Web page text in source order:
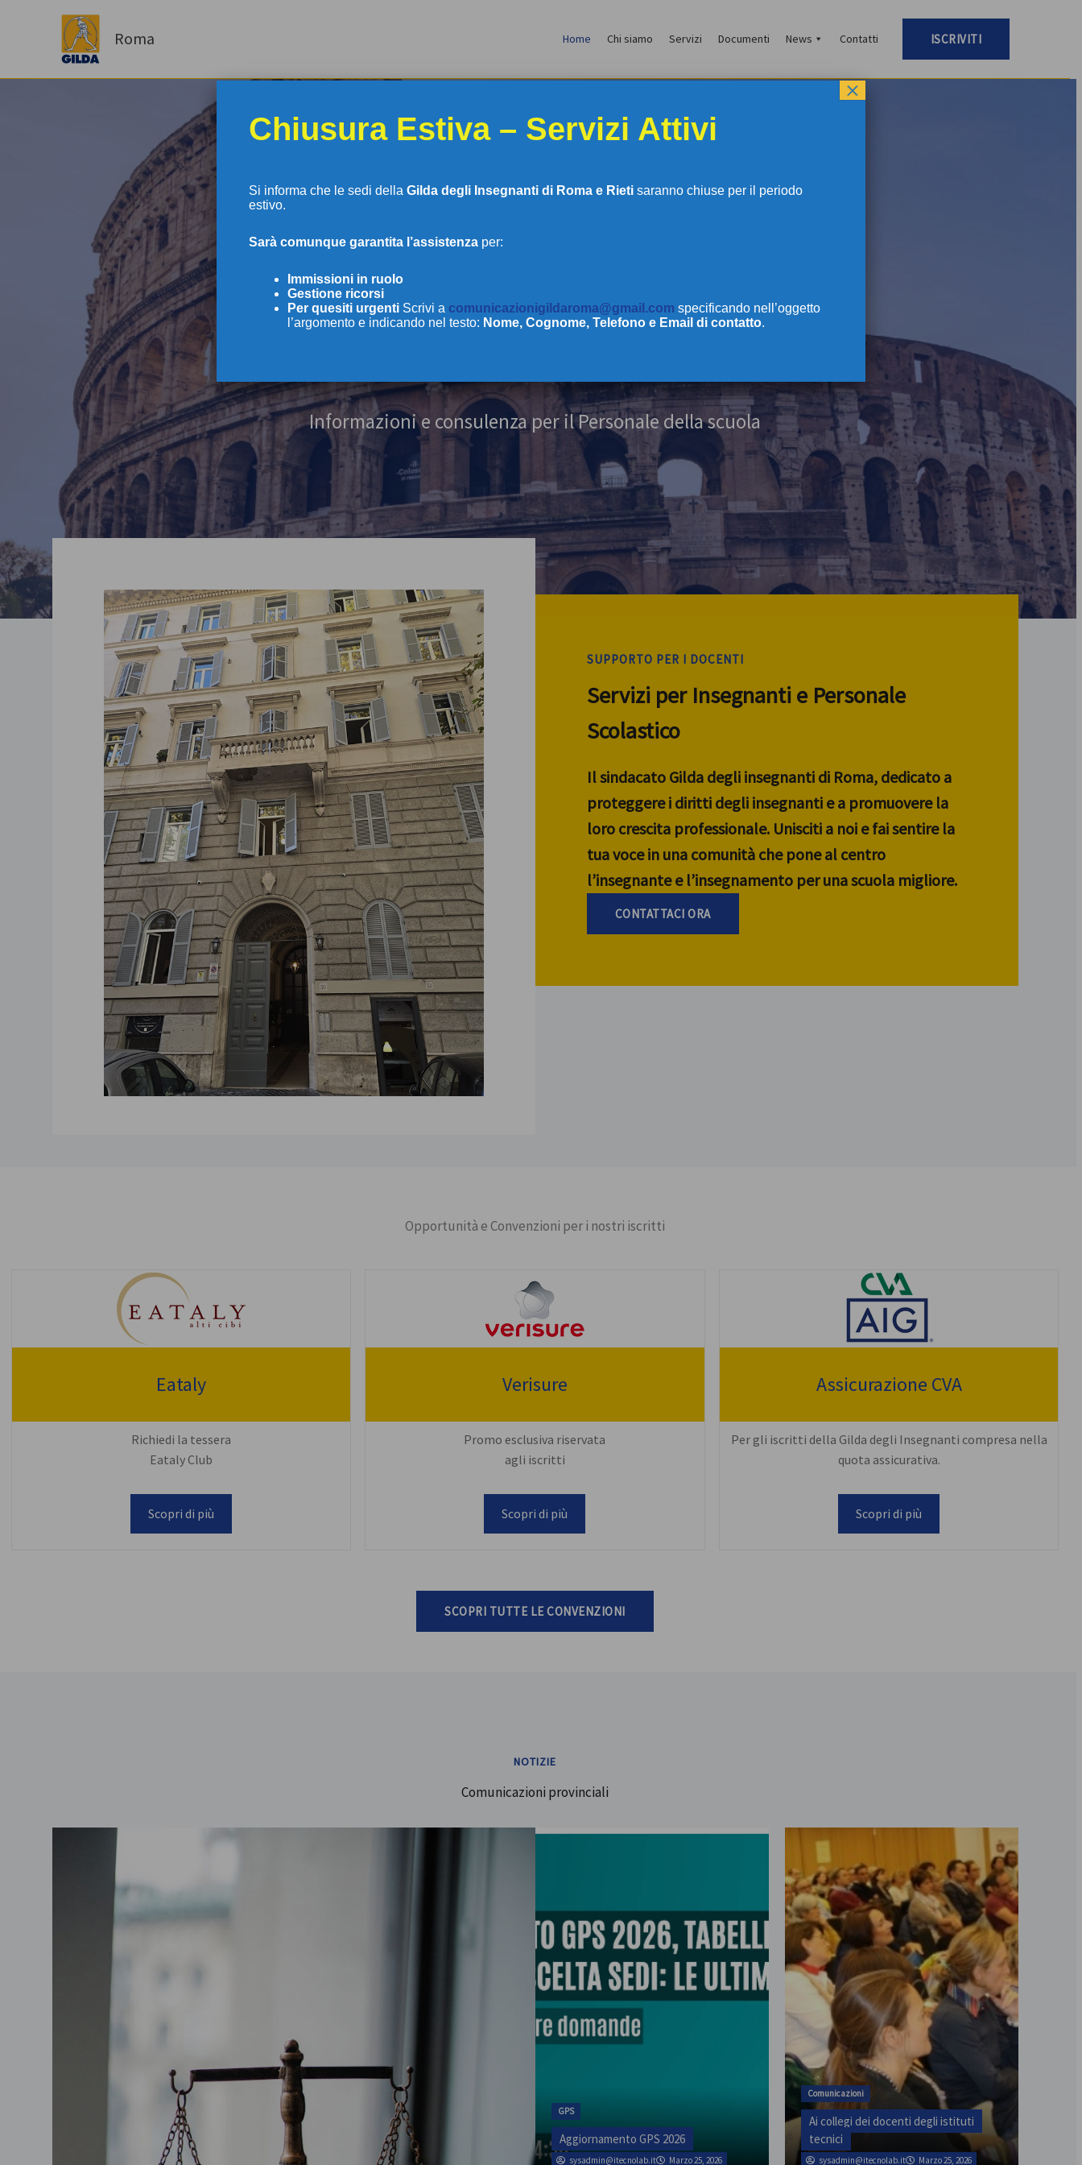
Roma Home Chi siamo Servizi Documenti News Contatti ISCRIVITI
GILDA DEGLI INSEGNANTI
Informazioni e consulenza per il Personale della scuola
SUPPORTO PER I DOCENTI
Servizi per Insegnanti e Personale
Scolastico
Il sindacato Gilda degli insegnanti di Roma, dedicato a
proteggere i diritti degli insegnanti e a promuovere la
loro crescita professionale. Unisciti a noi e fai sentire la
tua voce in una comunità che pone al centro
l’insegnante e l’insegnamento per una scuola migliore.
CONTATTACI ORA
Opportunità e Convenzioni per i nostri iscritti
Eataly
Richiedi la tessera
Eataly Club
Scopri di più
Verisure
Promo esclusiva riservata
agli iscritti
Scopri di più
Assicurazione CVA
Per gli iscritti della Gilda degli Insegnanti compresa nella
quota assicurativa.
Scopri di più
SCOPRI TUTTE LE CONVENZIONI
NOTIZIE
Comunicazioni provinciali
Riforma degli istituti tecnici: verso la scuola
iperliberista
Marzo 1, 2026
SINATAS Venezia, assemblea provinciale il 31
admin
GPS
Aggiornamento GPS 2026
sysadmin@itecnolab.it Marzo 25, 2026
Comunicazioni
Ai collegi dei docenti degli istituti
tecnici
sysadmin@itecnolab.it Marzo 25, 2026
Chiusura Estiva – Servizi Attivi
Si informa che le sedi della Gilda degli Insegnanti di Roma e Rietisaranno chiuse per il periodo
estivo.
Sarà comunque garantita l’assistenzaper:
Immissioni in ruolo
Gestione ricorsi
Perquesiti urgenti Scrivi a comunicazionigildaroma@gmail.com specificando nell’oggetto
l’argomento e indicando nel testo: Nome, Cognome, Telefono e Email di contatto.
×